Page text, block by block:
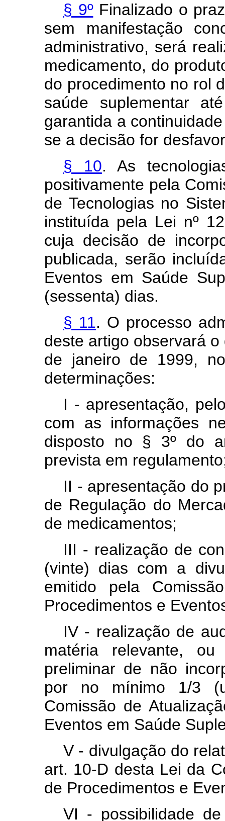
§ 9ºFinalizado o
sem manifestação
administrativo, será
medicamento, do
do procedimento no rol
saúde suplementar
garantida a
se a decisão for
§ 10. As
positivamente pela
de Tecnologias no
instituída pela Lei nº
cuja decisão de
publicada, serão
Eventos em Saúde
(sessenta) dias.
§ 11. O processo
deste artigo observará
de janeiro de 1999,
determinações:
I - apresentação,
com as informações
disposto no § 3º do
prevista em
II - apresentação do
de Regulação do
de medicamentos;
III - realização de
(vinte) dias com a
emitido pela
Procedimentos e
IV - realização de
matéria relevante, ou
preliminar de não
por no mínimo 1/3
Comissão de
Eventos em Saúde
V - divulgação do
art. 10-D desta Lei da
de Procedimentos e
VI - possibilidade